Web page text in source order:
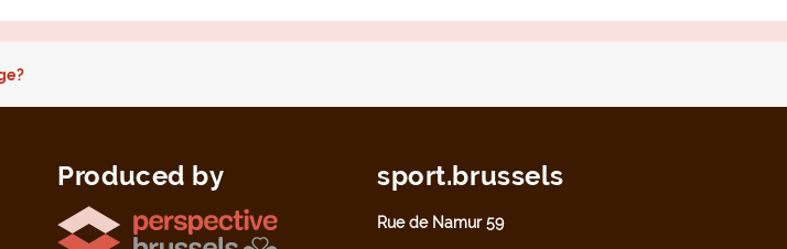
Produced by sport.brussels
Rue de Namur 59